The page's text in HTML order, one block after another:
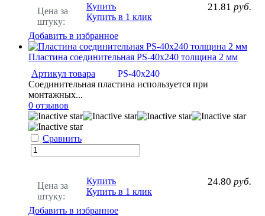
Цена за
штуку:
21.81 руб.
Купить
Купить в 1 клик
Добавить в избранное
Пластина соединительная PS-40х240 толщина 2 мм
Артикул товара
PS-40х240
Соединительная пластина используется при
монтажных...
0 отзывов
Сравнить
Цена за
штуку:
24.80 руб.
Купить
Купить в 1 клик
Добавить в избранное